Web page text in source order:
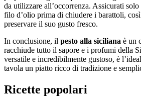
da utilizzare all’occorrenza. Assicurati
filo d’olio prima di chiudere i barattoli,
preservare il suo gusto fresco.
In conclusione, il pesto alla siciliana è un
racchiude tutto il sapore e i profumi della
versatile e incredibilmente gustoso, è
tavola un piatto ricco di tradizione e
Ricette popolari